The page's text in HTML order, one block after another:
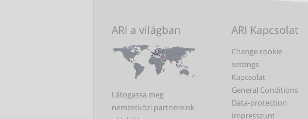
ARI a világban
Látogassa meg
nemzetközi partnereink
ARI Kapcsolat
Change cookie
settings
Kapcsolat
General Conditions
Data-protection
Impresszum